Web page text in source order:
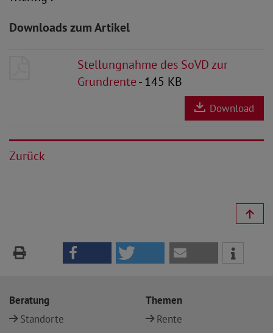
Downloads zum Artikel
Stellungnahme des SoVD zur
Grundrente- 145 KB
Download
Zurück
Beratung
Standorte
Themen
Rente